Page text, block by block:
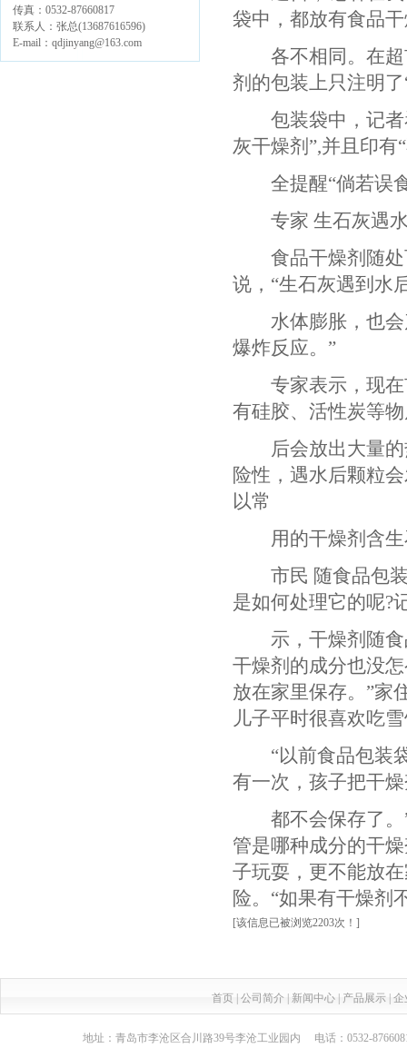
传真：0532-87660817
联系人：张总(13687616596)
E-mail：qdjinyang@163.com
袋中，都放有食品
各不相同。在超
剂的包装上只注明
包装袋中，记者
灰干燥剂”,并且印
全提醒“倘若误食
专家 生石灰遇水
食品干燥剂随处
说，“生石灰遇到水
水体膨胀，也会
爆炸反应。”
专家表示，现在
有硅胶、活性炭等
后会放出大量的
险性，遇水后颗粒
以常
用的干燥剂含生
市民 随食品包装
是如何处理它的呢?
示，干燥剂随食
干燥剂的成分也没
放在家里保存。”家
儿子平时很喜欢吃
“以前食品包装袋
有一次，孩子把干
都不会保存了。”
管是哪种成分的干
子玩耍，更不能放
险。“如果有干燥剂
[该信息已被浏览2203次！]
首页 公司简介 新闻中心 产品展示 企
地址：青岛市李沧区合川路39号李沧工业园内 电话：0532-